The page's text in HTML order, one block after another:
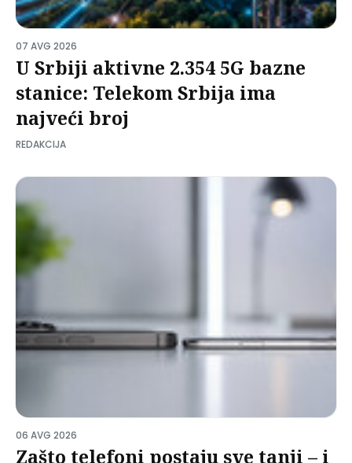
07 AVG 2026
U Srbiji aktivne 2.354 5G bazne
stanice: Telekom Srbija ima
najveći broj
REDAKCIJA
06 AVG 2026
Zašto telefoni postaju sve tanji – i